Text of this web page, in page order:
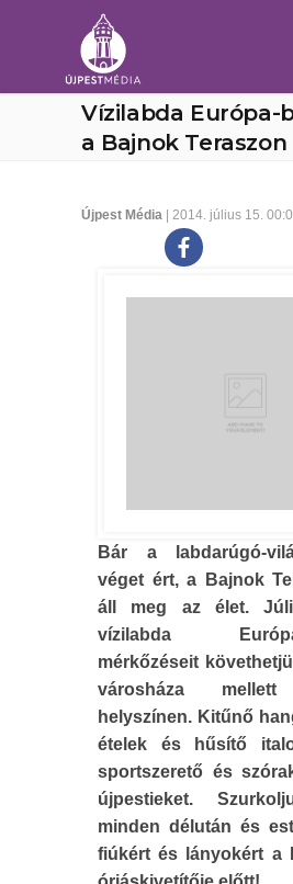
Vízilabda Európa-
a Bajnok Teraszon
Újpest Média | 2014. július 15.
Bár a labdarúgó-
véget ért, a Bajnok
áll meg az élet.
vízilabda Európa-
mérkőzéseit
városháza mellett
helyszínen. Kitűnő
ételek és hűsítő
sportszerető és
újpestieket.
minden délután és
fiúkért és lányokért a